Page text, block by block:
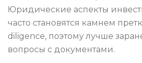
Юридические аспекты
часто становятся камнем
diligence, поэтому лучше
вопросы с документами.